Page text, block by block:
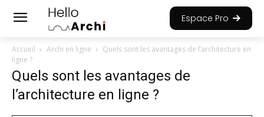
Espace Pro
Accueil Archi en ligne
Quels sont les avantages de l’architecture en
ligne ?
Quels sont les avantages de
l’architecture en ligne ?